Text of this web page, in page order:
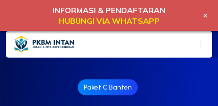
Paket C Banten
INFORMASI & PENDAFTARAN
HUBUNGI VIA WHATSAPP
+